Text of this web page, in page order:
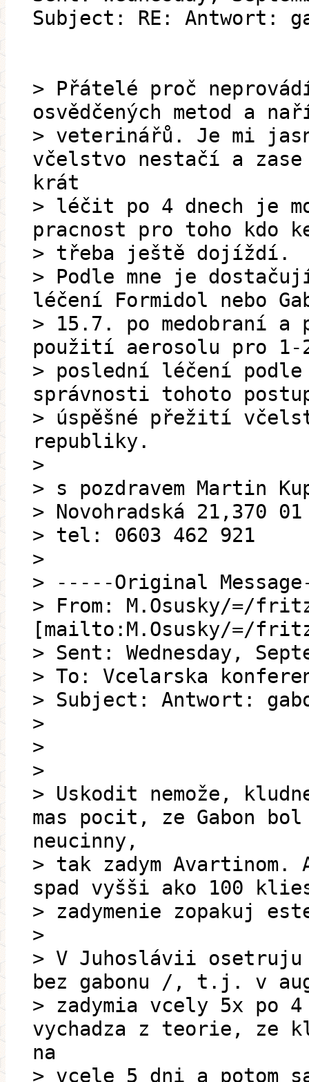
Subject: RE: Antwort:
> Přátelé proč
osvědčených metod a
> veterinářů. Je mi
včelstvo nestačí a zase
krát
> léčit po 4 dnech je
pracnost pro toho kdo
> třeba ještě dojíždí.
> Podle mne je
léčení Formidol nebo
> 15.7. po medobraní
použití aerosolu pro 1-
> poslední léčení podle
správnosti tohoto
> úspěšné přežití
republiky.
>
> s pozdravem Martin
> Novohradská 21,370
> tel: 0603 462 921
>
> -----Original
> From: M.Osusky/=/
[mailto:M.Osusky/=/
> Sent: Wednesday,
> To: Vcelarska
> Subject: Antwort:
>
>
>
> Uskodit nemože,
mas pocit, ze Gabon bol
neucinny,
> tak zadym Avartinom.
spad vyšši ako 100
> zadymenie zopakuj
>
> V Juhoslávii osetruju
bez gabonu /, t.j. v
> zadymia vcely 5x po
vychadza z teorie, ze
na
> vcele 5 dni a potom